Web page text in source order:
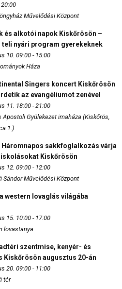
20:00
Művelődési Központ
és alkotói napok Kiskőrösön –
teli nyári program gyerekeknek
10. 09:00 - 15:00
Háza
Singers koncert Kiskőrösön
az evangéliumot zenével
11. 18:00 - 21:00
Apostoli Gyülekezet imaháza (Kiskőrös,
1.)
Háromnapos sakkfoglalkozás várja
Kiskőrösön
12. 09:00 - 12:00
Sándor Művelődési Központ
western lovaglás világába
15. 10:00 - 17:00
lovastanya
szentmise, kenyér- és
Kiskőrösön augusztus 20-án
20. 09:00 - 11:00
tér